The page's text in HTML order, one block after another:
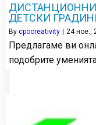
ДЕТСКИ
By cpocreativity 24 ное.,
Предлагаме ви
подобрите